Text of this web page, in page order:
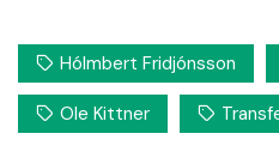
Hólmbert Fridjónsson
Ole Kittner